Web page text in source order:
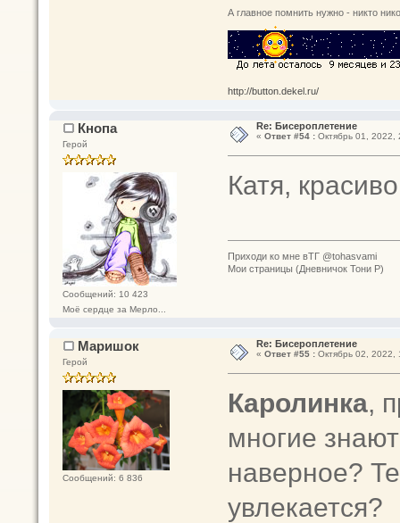
А главное помнить нужно - никто
http://button.dekel.ru/
Кнопа
Герой
Сообщений: 10 423
Моё сердце за Мерло...
Re: Бисероплетение
« Ответ #54 :Октябрь 01, 2022,
Катя,
Приходи ко мне вТГ @tohasvami
Мои страницы (Дневничок Тони Р)
Маришок
Герой
Сообщений: 6 836
Re: Бисероплетение
« Ответ #55 :Октябрь 02, 2022,
Каролинка,
многие
наверное?
увлекается?